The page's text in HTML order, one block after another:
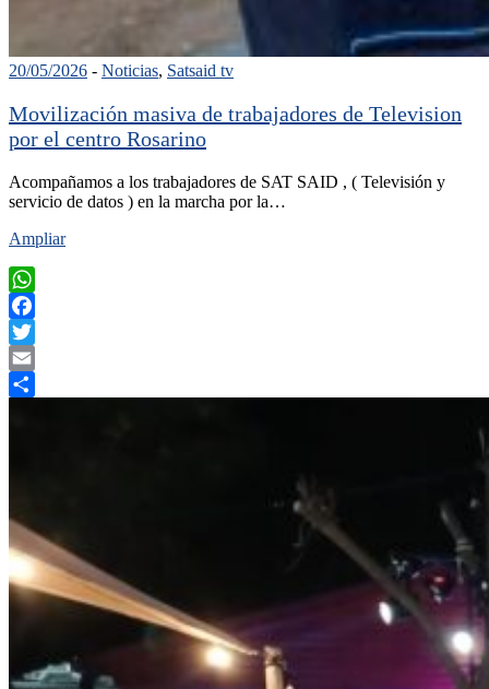
20/05/2026 - Noticias, Satsaid tv
Movilización masiva de trabajadores de Television
por el centro Rosarino
Acompañamos a los trabajadores de SAT SAID , ( Televisión y
servicio de datos ) en la marcha por la…
Ampliar
WhatsApp
Facebook
Twitter
Email